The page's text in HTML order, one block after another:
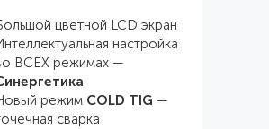
цветной LCD экран
настройка
ВСЕХ режимах —
режим COLD TIG —
сварка